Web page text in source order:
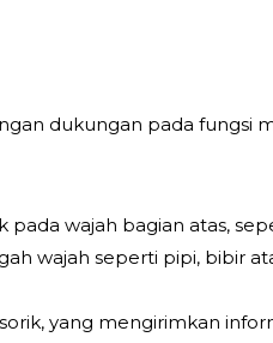
dukungan pada fungsi
wajah bagian atas,
wajah seperti pipi, bibir
yang mengirimkan